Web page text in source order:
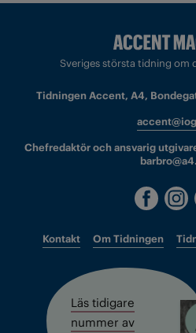
Sveriges största tidning om
Tidningen Accent, A4,
Chefredaktör och ansvarig
Kontakt Om Tidningen
Läs tidigare
nummer av